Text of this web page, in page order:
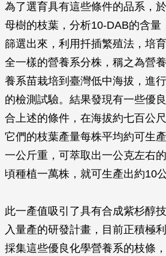
為了選育具有這些條件的品系，
母樹的枝葉，分析10-DAB的含量
篩選出來，利用扦插繁殖法，培
全一樣的營養系分株，稱之為營
養系苗栽培到臺灣低中海拔，進
的檢測試驗。結果發現有一些優
合上述的條件，在海拔約七百公
它們的枝葉產量每株平均約可生
一公斤重，可萃取出一公克左右
頃種植一萬株，就可生產出約10
此一產值吸引了具有合成紫杉醇
入量產的研發計畫，目前正積極
採集這些優良化學營養系的枝條